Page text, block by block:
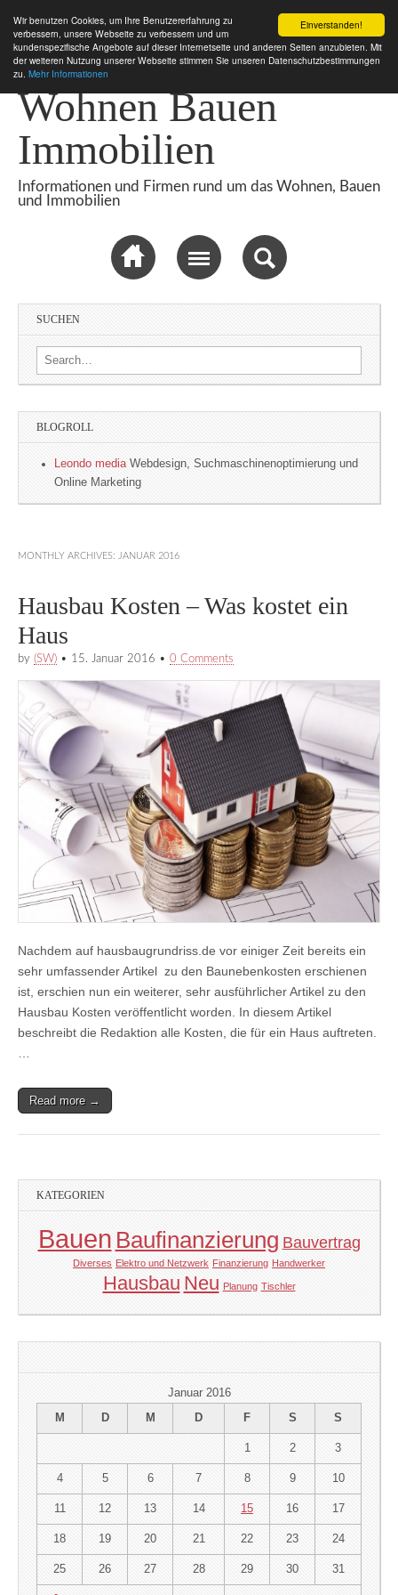
Einverstanden!
Wir benutzen Cookies, um Ihre Benutzererfahrung zu
verbessern, unsere Webseite zu verbessern und um
kundenspezifische Angebote auf dieser Internetseite und anderen Seiten anzubieten. Mit
der weiteren Nutzung unserer Webseite stimmen Sie unseren Datenschutzbestimmungen
zu. Mehr Informationen
Wohnen Bauen
Immobilien
Informationen und Firmen rund um das Wohnen, Bauen
und Immobilien
SUCHEN
Search for:
BLOGROLL
Leondo media Webdesign, Suchmaschinenoptimierung und
Online Marketing
MONTHLY ARCHIVES: JANUAR 2016
Hausbau Kosten – Was kostet ein
Haus
by (SW) • 15. Januar 2016 • 0 Comments
Nachdem auf hausbaugrundriss.de vor einiger Zeit bereits ein
sehr umfassender Artikel zu den Baunebenkosten erschienen
ist, erschien nun ein weiterer, sehr ausführlicher Artikel zu den
Hausbau Kosten veröffentlicht worden. In diesem Artikel
beschreibt die Redaktion alle Kosten, die für ein Haus auftreten.
Read more →
KATEGORIEN
Bauen Baufinanzierung Bauvertrag
Diverses Elektro und Netzwerk Finanzierung Handwerker
Hausbau Neu Planung Tischler
Januar 2016
M
D M D F S S
1 2 3
4 5 6 7 8 9 10
11 12 13 14 15 16 17
18 19 20 21 22 23 24
25 26 27 28 29 30 31